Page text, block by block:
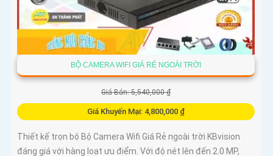
BỘ CAMERA WIFI GIÁ RẺ NGOÀI TRỜI
Giá Bán: 5,540,000 ₫
Giá Khuyến Mại: 4,800,000 ₫
Thiết kế trọn bộ Bộ Camera Wifi Giá Rẻ ngoài trời KBvision
đáng giá với hàng loạt ưu điểm. Với độ nét lên đến 2.0 MP,